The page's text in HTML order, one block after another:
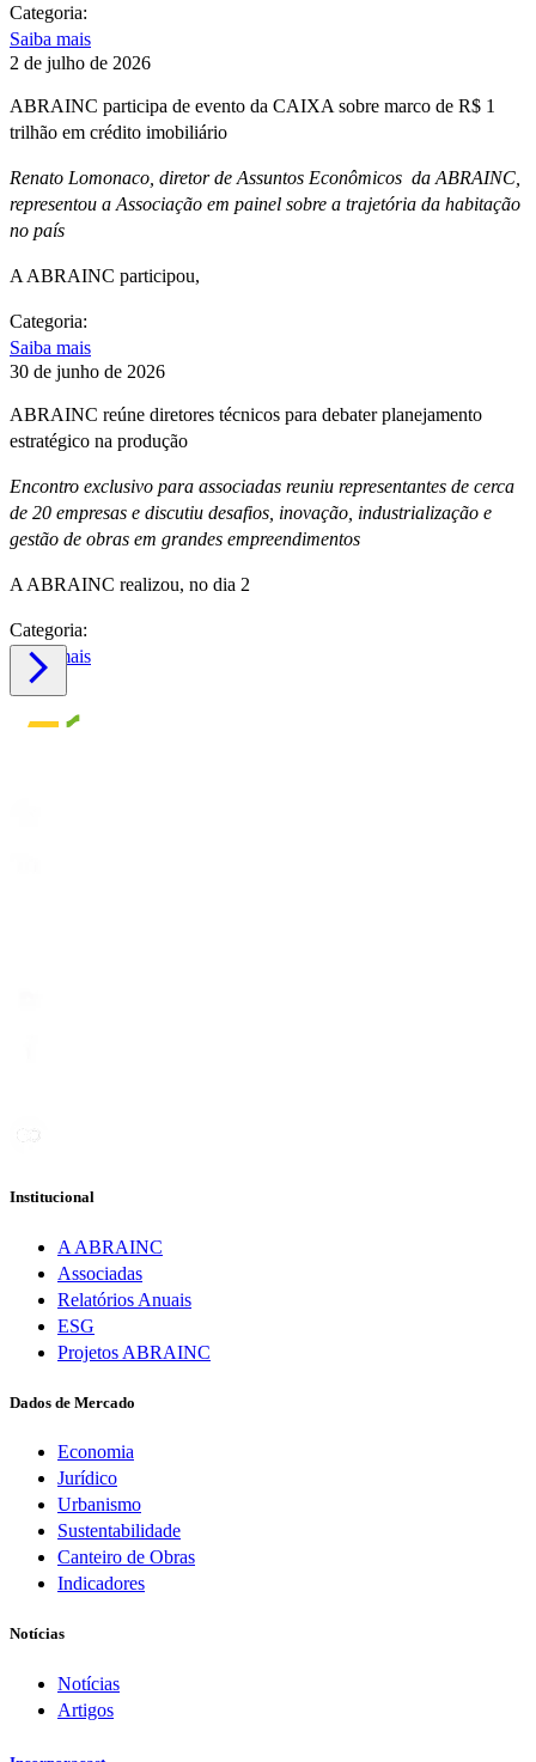
Categoria:
Saiba mais
2 de julho de 2026
ABRAINC participa de evento da CAIXA sobre marco de R$ 1
trilhão em crédito imobiliário
Renato Lomonaco, diretor de Assuntos Econômicos da ABRAINC,
representou a Associação em painel sobre a trajetória da habitação
no país
A ABRAINC participou,
Categoria:
Saiba mais
30 de junho de 2026
ABRAINC reúne diretores técnicos para debater planejamento
estratégico na produção
Encontro exclusivo para associadas reuniu representantes de cerca
de 20 empresas e discutiu desafios, inovação, industrialização e
gestão de obras em grandes empreendimentos
A ABRAINC realizou, no dia 2
Categoria:
Saiba mais

Institucional
A ABRAINC
Associadas
Relatórios Anuais
ESG
Projetos ABRAINC
Dados de Mercado
Economia
Jurídico
Urbanismo
Sustentabilidade
Canteiro de Obras
Indicadores
Notícias
Notícias
Artigos